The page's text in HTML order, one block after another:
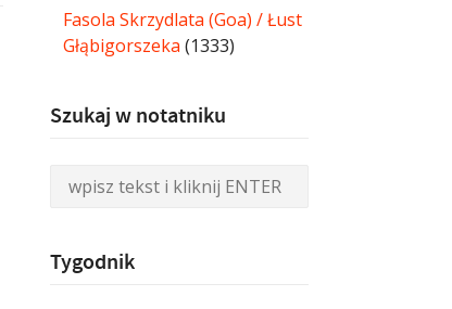
Fasola Skrzydlata (Goa) / Łust
Głąbigorszeka (1333)
Szukaj w notatniku
Tygodnik